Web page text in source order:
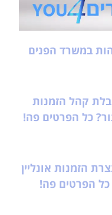
במשרד הפנים
קהל הזמנות
כל הפרטים פה!
הזמנות אונליין
כל הפרטים פה!